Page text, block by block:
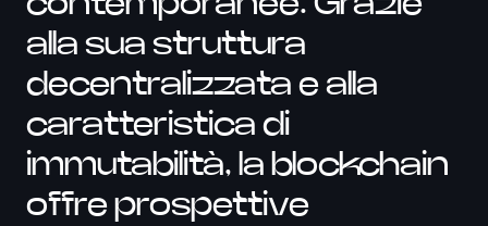
alla sua struttura
decentralizzata e alla
caratteristica di
immutabilità, la blockchain
offre prospettive